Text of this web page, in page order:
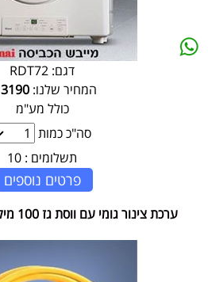
דגם: RDT72
המחיר שלנו: 3190
כולל מע"מ
סה"כ כמות
תשלומים : 10
פרטים נוספים
ערכת צינור גומי עם ווסת גז 100 מיליבר / ספיקה 3 קג"ש